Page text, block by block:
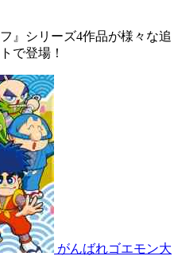
』シリーズ4作品が様々な追
で登場！
がんばれゴエモン大